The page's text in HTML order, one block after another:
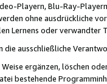
Playern, Blu-Ray-
ohne ausdrückliche
Lernens oder
die ausschließliche
ergänzen, löschen
bestehende